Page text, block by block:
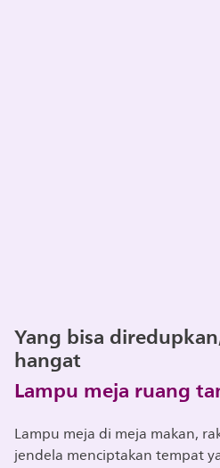
Yang bisa
hangat
Lampu meja ruang
Lampu meja di meja makan,
jendela menciptakan tempat